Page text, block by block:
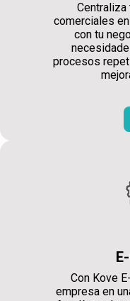
comerciales
con tu
procesos
Con Kove
empresa en